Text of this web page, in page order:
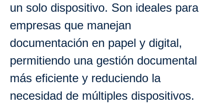
un solo dispositivo. Son ideales para
empresas que manejan
documentación en papel y digital,
permitiendo una gestión documental
más eficiente y reduciendo la
necesidad de múltiples dispositivos.